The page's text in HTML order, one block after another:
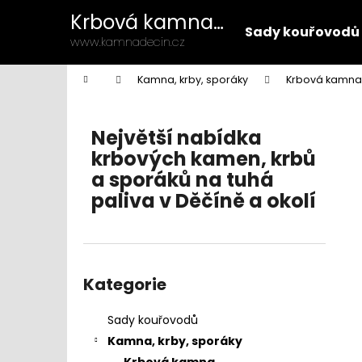
Krbová kamna
Děčín
www.kamnadecin.cz
Sady kouřovodů
Domů Kamna, krby, sporáky Krbová kamna
Největší nabídka
krbových kamen, krbů
a sporáků na tuhá
paliva v Děčíně a okolí
kategorie
Kategorie
Sady kouřovodů
Kamna, krby, sporáky
í
Zpět
do
Zpět
do